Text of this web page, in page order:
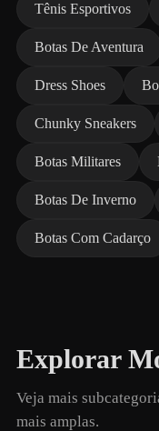
Tênis Esportivos
Botas De Aventura
Dress Shoes
Chunky Sneakers
Botas Militares
Botas De Inverno
Botas Com Cadarço
Explorar
Veja mais
mais amplas.